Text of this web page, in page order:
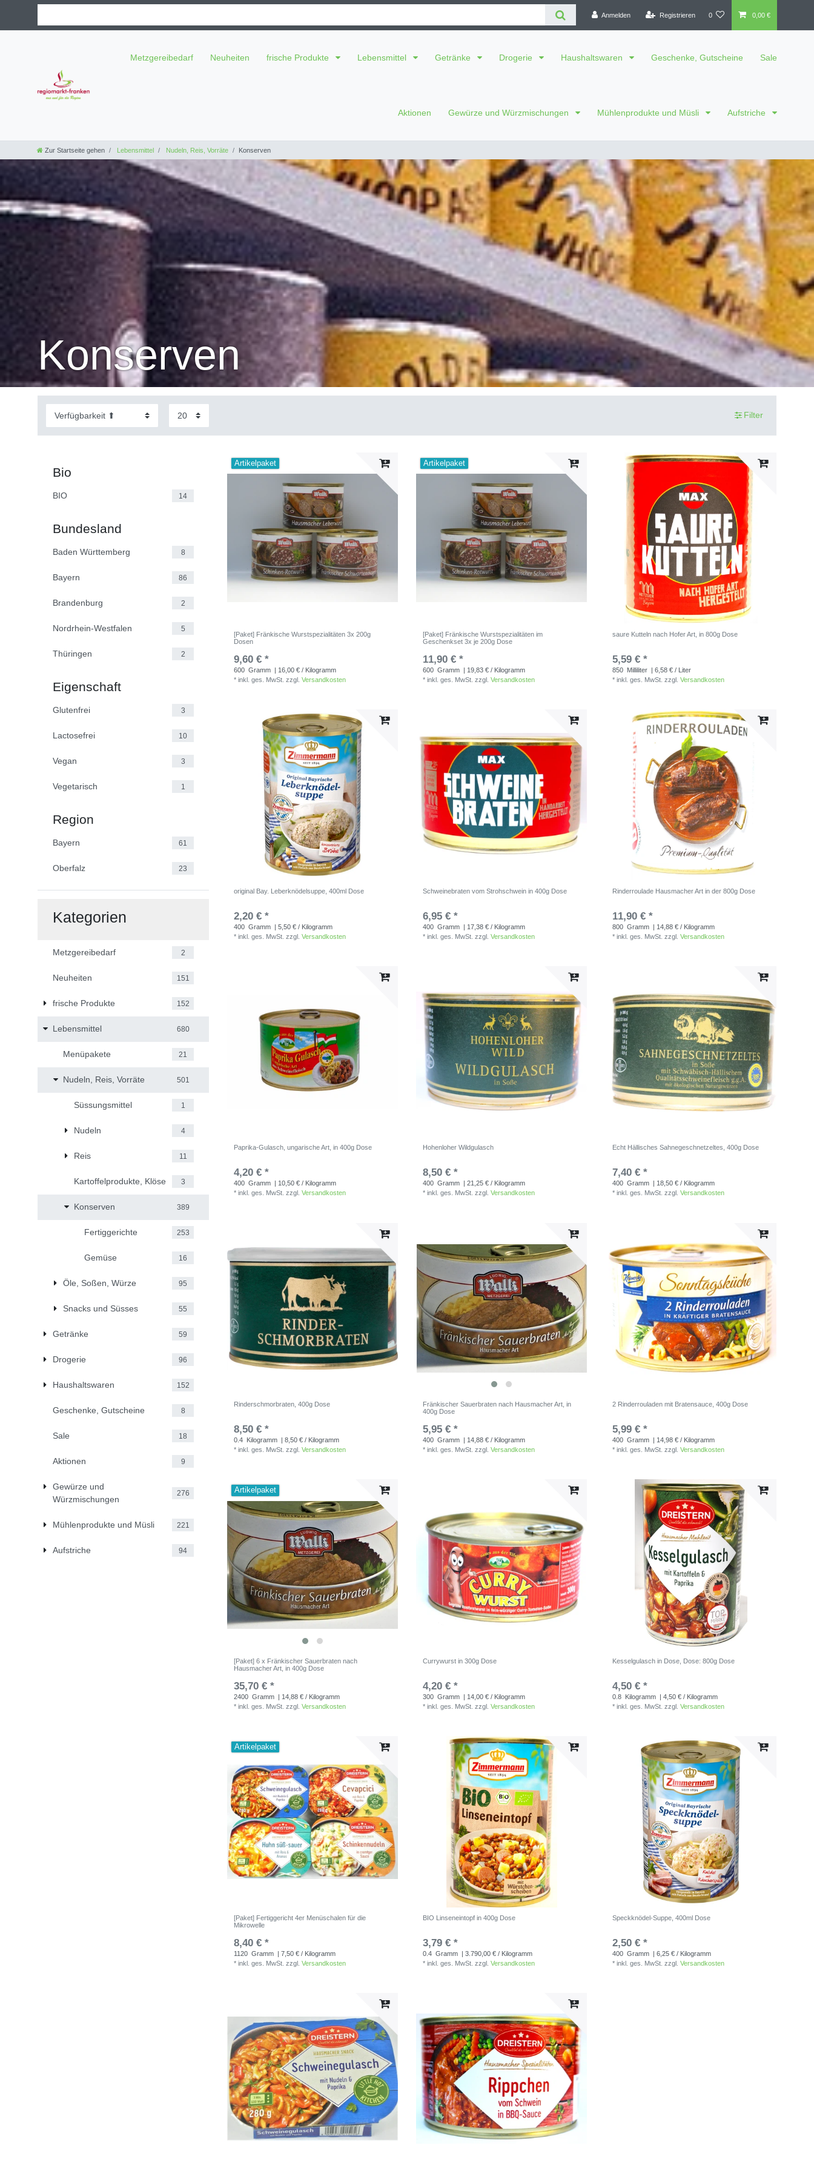
Anmelden Registrieren 0 0,00 €
Metzgereibedarf Neuheiten frische Produkte Lebensmittel Getränke Drogerie Haushaltswaren Geschenke, Gutscheine Sale
Aktionen Gewürze und Würzmischungen Mühlenprodukte und Müsli Aufstriche
Zur Startseite gehen Lebensmittel Nudeln, Reis, Vorräte Konserven
Konserven
Filter
Bio
BIO 14
Bundesland
Baden Württemberg 8
Bayern 86
Brandenburg 2
Nordrhein-Westfalen 5
Thüringen 2
Eigenschaft
Glutenfrei 3
Lactosefrei 10
Vegan 3
Vegetarisch 1
Region
Bayern 61
Oberfalz 23
Kategorien
Metzgereibedarf 2
Neuheiten 151
frische Produkte 152
Lebensmittel 680
Menüpakete 21
Nudeln, Reis, Vorräte 501
Süssungsmittel 1
Nudeln 4
Reis 11
Kartoffelprodukte, Klöse 3
Konserven 389
Fertiggerichte 253
Gemüse 16
Öle, Soßen, Würze 95
Snacks und Süsses 55
Getränke 59
Drogerie 96
Haushaltswaren 152
Geschenke, Gutscheine 8
Sale 18
Aktionen 9
Gewürze und
Würzmischungen
276
Mühlenprodukte und Müsli 221
Aufstriche 94
Artikelpaket
[Paket] Fränkische Wurstspezialitäten 3x 200g
Dosen
9,60 € *
600 Gramm
| 16,00 € / Kilogramm
* inkl. ges. MwSt. zzgl. Versandkosten
Artikelpaket
[Paket] Fränkische Wurstspezialitäten im
Geschenkset 3x je 200g Dose
11,90 € *
600 Gramm | 19,83 € / Kilogramm
*inkl. ges. MwSt. zzgl.Versandkosten
saure Kutteln nach Hofer Art, in 800g Dose
5,59 € *
850 Milliliter
| 6,58 € / Liter
* inkl. ges. MwSt. zzgl. Versandkosten
original Bay. Leberknödelsuppe, 400ml Dose
2,20 € *
400 Gramm
| 5,50 € / Kilogramm
* inkl. ges. MwSt. zzgl. Versandkosten
Schweinebraten vom Strohschwein in 400g Dose
6,95 € *
400 Gramm | 17,38 € / Kilogramm
*inkl. ges. MwSt. zzgl.Versandkosten
Rinderroulade Hausmacher Art in der 800g Dose
11,90 € *
800 Gramm
| 14,88 € / Kilogramm
* inkl. ges. MwSt. zzgl. Versandkosten
Paprika-Gulasch, ungarische Art, in 400g Dose
4,20 € *
400 Gramm
| 10,50 € / Kilogramm
* inkl. ges. MwSt. zzgl. Versandkosten
Hohenloher Wildgulasch
8,50 € *
400 Gramm
| 21,25 € / Kilogramm
*inkl. ges. MwSt. zzgl.Versandkosten
Echt Hällisches Sahnegeschnetzeltes, 400g Dose
7,40 € *
400 Gramm
| 18,50 € / Kilogramm
* inkl. ges. MwSt. zzgl. Versandkosten
Rinderschmorbraten, 400g Dose
8,50 € *
0.4 Kilogramm
| 8,50 € / Kilogramm
* inkl. ges. MwSt. zzgl. Versandkosten
Fränkischer Sauerbraten nach Hausmacher Art, in
400g Dose
5,95 € *
400 Gramm
| 14,88 € / Kilogramm
*inkl. ges. MwSt. zzgl.Versandkosten
2 Rinderrouladen mit Bratensauce, 400g Dose
5,99 € *
400 Gramm
| 14,98 € / Kilogramm
* inkl. ges. MwSt. zzgl. Versandkosten
Artikelpaket
[Paket] 6 x Fränkischer Sauerbraten nach
Hausmacher Art, in 400g Dose
35,70 € *
2400 Gramm
| 14,88 € / Kilogramm
* inkl. ges. MwSt. zzgl. Versandkosten
Currywurst in 300g Dose
4,20 € *
300 Gramm | 14,00 € / Kilogramm
*inkl. ges. MwSt. zzgl.Versandkosten
Kesselgulasch in Dose, Dose: 800g Dose
4,50 € *
0.8 Kilogramm
| 4,50 € / Kilogramm
* inkl. ges. MwSt. zzgl. Versandkosten
Artikelpaket
[Paket] Fertiggericht 4er Menüschalen für die
Mikrowelle
8,40 € *
1120 Gramm
| 7,50 € / Kilogramm
* inkl. ges. MwSt. zzgl. Versandkosten
BIO Linseneintopf in 400g Dose
3,79 € *
0.4 Gramm | 3.790,00 € / Kilogramm
*inkl. ges. MwSt. zzgl.Versandkosten
Speckknödel-Suppe, 400ml Dose
2,50 € *
400 Gramm
| 6,25 € / Kilogramm
* inkl. ges. MwSt. zzgl. Versandkosten